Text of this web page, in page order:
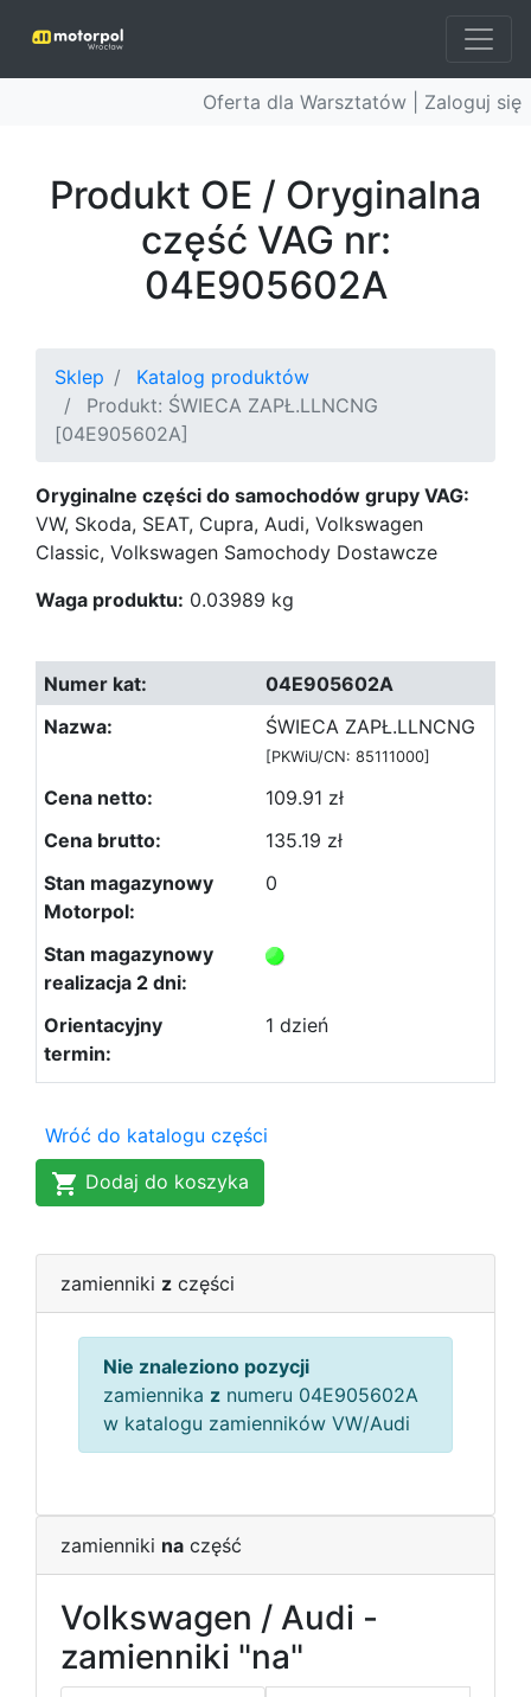
Oferta dla Warsztatów | Zaloguj się
Produkt OE / Oryginalna
część VAG nr:
04E905602A
Sklep
Katalog produktów
Produkt: ŚWIECA ZAPŁ.LLNCNG
[04E905602A]
Oryginalne części do samochodów grupy VAG:
VW, Skoda, SEAT, Cupra, Audi, Volkswagen
Classic, Volkswagen Samochody Dostawcze
Waga produktu: 0.03989 kg
04E905602A
ŚWIECA ZAPŁ.LLNCNG
[PKWiU/CN: 85111000]
109.91 zł
135.19 zł
0
1 dzień
Wróć do katalogu części
Dodaj do koszyka
zamienniki z części
Nie znaleziono pozycji
zamiennika z numeru 04E905602A
w katalogu zamienników VW/Audi
zamienniki na część
Volkswagen / Audi -
zamienniki "na"